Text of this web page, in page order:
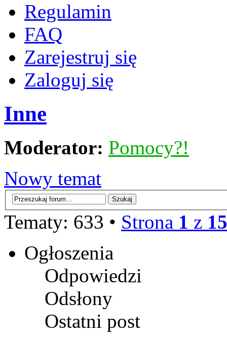
Regulamin
FAQ
Zarejestruj się
Zaloguj się
Inne
Moderator: Pomocy?!
Nowy temat
Tematy: 633 • Strona 1 z 15
Ogłoszenia
Odpowiedzi
Odsłony
Ostatni post